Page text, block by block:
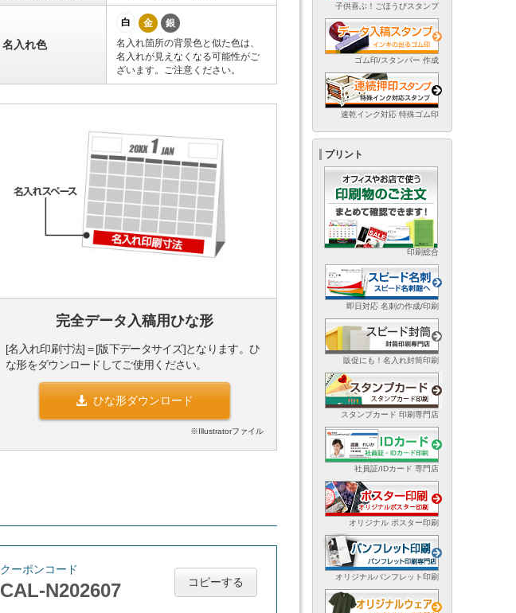
名入れ色
白 金
銀
名入れ箇所の背景色と似た色は、
名入れが見えなくなる可能性がご
ざいます。ご注意ください。
完全データ入稿用ひな形
[名入れ印刷寸法]＝[版下データサイズ]となります。ひ
な形をダウンロードしてご使用ください。
ひな形ダウンロード
※Illustratorファイル
クーポンコード
CAL-N202607 コピーする
子供喜ぶ！ごほうびスタンプ
ゴム印/スタンパー 作成
速乾インク対応 特殊ゴム印
プリント
印刷総合
即日対応 名刺の作成/印刷
販促にも！名入れ封筒印刷
スタンプカード 印刷専門店
社員証/IDカード 専門店
オリジナル ポスター印刷
オリジナルパンフレット印刷